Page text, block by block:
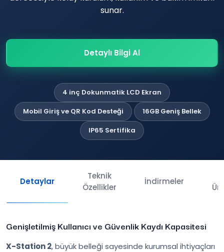
sunar.
Detaylı Bilgi Al
4 inç Dokunmatik LCD Ekran
Mobil Giriş ve QR Kod Desteği
16GB Geniş Bellek
IP65 Sertifika
Detaylar
Teknik
Özellikler
İndirmeler
Genişletilmiş Kullanıcı ve Güvenlik Kaydı Kapasitesi
X-Station 2, büyük belleği sayesinde kurumsal ihtiyaçları